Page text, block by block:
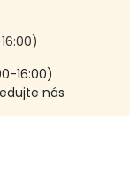
16:00)
nás